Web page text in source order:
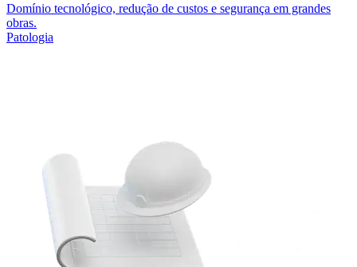
Domínio tecnológico, redução de custos e segurança em grandes
obras.
Patologia